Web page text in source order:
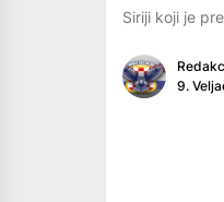
Siriji koji je
9.